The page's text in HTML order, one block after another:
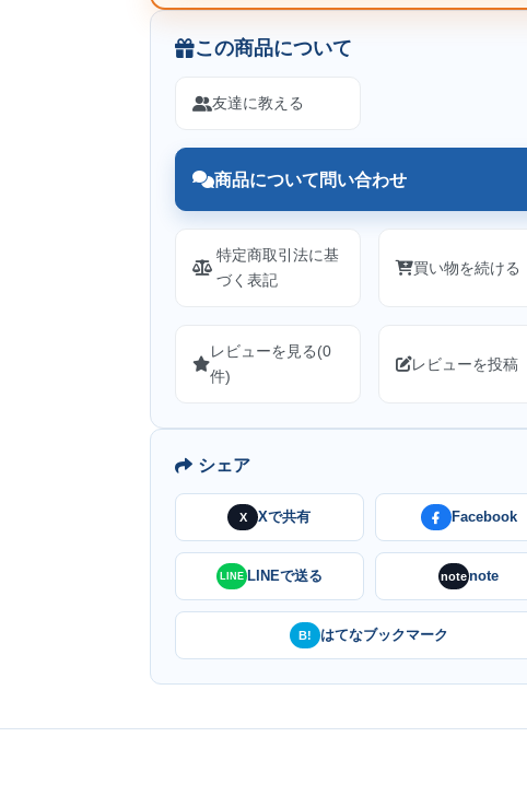
この商品について
友達に教える
商品について問い合わせ
特定商取引法に基
づく表記
買い物を続ける
レビューを見る(0
件)
レビューを投稿
シェア
X Xで共有 Facebook
LINE LINEで送る notenote
B! はてなブックマーク